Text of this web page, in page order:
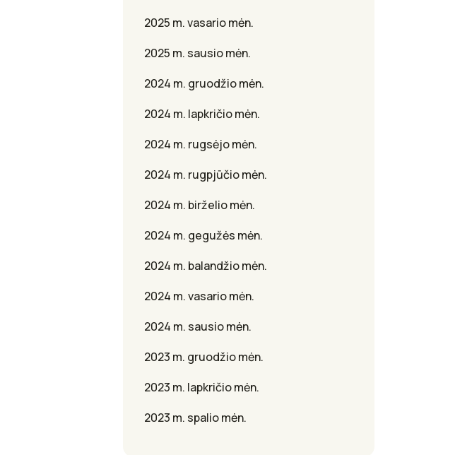
2025 m. vasario mėn.
2025 m. sausio mėn.
2024 m. gruodžio mėn.
2024 m. lapkričio mėn.
2024 m. rugsėjo mėn.
2024 m. rugpjūčio mėn.
2024 m. birželio mėn.
2024 m. gegužės mėn.
2024 m. balandžio mėn.
2024 m. vasario mėn.
2024 m. sausio mėn.
2023 m. gruodžio mėn.
2023 m. lapkričio mėn.
2023 m. spalio mėn.